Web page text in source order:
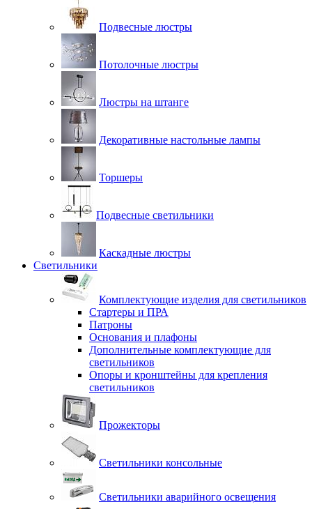
Подвесные люстры
Потолочные люстры
Люстры на штанге
Декоративные настольные лампы
Торшеры
Подвесные светильники
Каскадные люстры
Светильники
Комплектующие изделия для светильников
Стартеры и ПРА
Патроны
Основания и плафоны
Дополнительные комплектующие для
светильников
Опоры и кронштейны для крепления
светильников
Прожекторы
Светильники консольные
Светильники аварийного освещения